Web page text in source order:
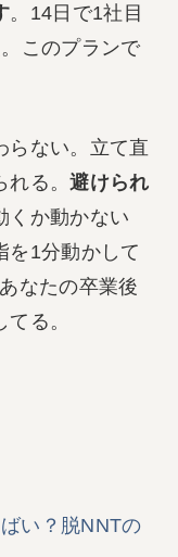
。14日で1社目
このプランで
らない。立て直
れる。避けられ
くか動かない
を1分動かして
なたの卒業後
る。
い？脱NNTの